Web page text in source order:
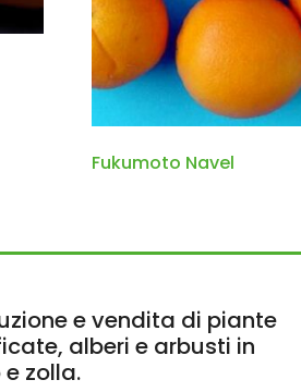
Fukumoto Navel
e vendita di piante
alberi e arbusti in
zolla.